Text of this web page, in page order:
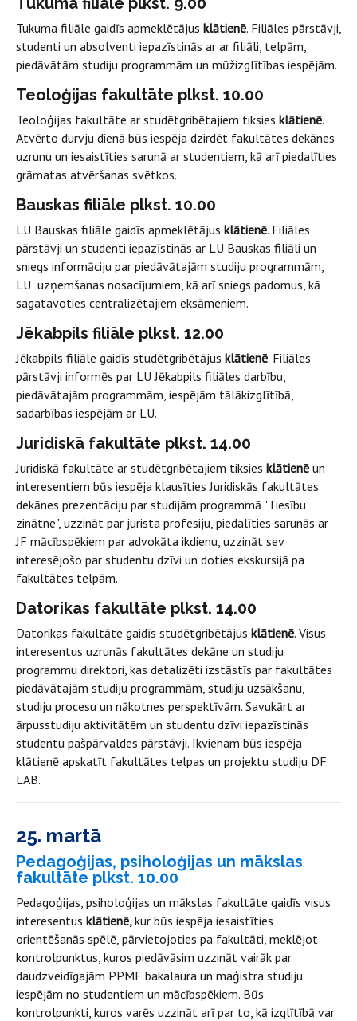
Tukuma filiāle gaidīs apmeklētājus klātienē. Filiāles pārstāvji,
studenti un absolventi iepazīstinās ar ar filiāli, telpām,
piedāvātām studiju programmām un mūžizglītības iespējām.
Teoloģijas fakultāte plkst. 10.00
Teoloģijas fakultāte ar studētgribētajiem tiksies klātienē.
Atvērto durvju dienā būs iespēja dzirdēt fakultātes dekānes
uzrunu un iesaistīties sarunā ar studentiem, kā arī piedalīties
grāmatas atvēršanas svētkos.
Bauskas filiāle plkst. 10.00
LU Bauskas filiāle gaidīs apmeklētājus klātienē. Filiāles
pārstāvji un studenti iepazīstinās ar LU Bauskas filiāli un
sniegs informāciju par piedāvātajām studiju programmām,
LU uzņemšanas nosacījumiem, kā arī sniegs padomus, kā
sagatavoties centralizētajiem eksāmeniem.
Jēkabpils filiāle plkst. 12.00
Jēkabpils filiāle gaidīs studētgribētājus klātienē. Filiāles
pārstāvji informēs par LU Jēkabpils filiāles darbību,
piedāvātajām programmām, iespējām tālākizglītībā,
sadarbības iespējām ar LU.
Juridiskā fakultāte plkst. 14.00
Juridiskā fakultāte ar studētgribētajiem tiksies klātienē un
interesentiem būs iespēja klausīties Juridiskās fakultātes
dekānes prezentāciju par studijām programmā "Tiesību
zinātne", uzzināt par jurista profesiju, piedalīties sarunās ar
JF mācībspēkiem par advokāta ikdienu, uzzināt sev
interesējošo par studentu dzīvi un doties ekskursijā pa
fakultātes telpām.
Datorikas fakultāte plkst. 14.00
Datorikas fakultāte gaidīs studētgribētājus klātienē. Visus
interesentus uzrunās fakultātes dekāne un studiju
programmu direktori, kas detalizēti izstāstīs par fakultātes
piedāvātajām studiju programmām, studiju uzsākšanu,
studiju procesu un nākotnes perspektīvām. Savukārt ar
ārpusstudiju aktivitātēm un studentu dzīvi iepazīstinās
studentu pašpārvaldes pārstāvji. Ikvienam būs iespēja
klātienē apskatīt fakultātes telpas un projektu studiju DF
LAB.
25. martā
Pedagoģijas, psiholoģijas un mākslas
fakultāte plkst. 10.00
Pedagoģijas, psiholoģijas un mākslas fakultāte gaidīs visus
interesentus klātienē,kur būs iespēja iesaistīties
orientēšanās spēlē, pārvietojoties pa fakultāti, meklējot
kontrolpunktus, kuros piedāvāsim uzzināt vairāk par
daudzveidīgajām PPMF bakalaura un maģistra studiju
iespējām no studentiem un mācībspēkiem. Būs
kontrolpunkti, kuros varēs uzzināt arī par to, kā izglītībā var